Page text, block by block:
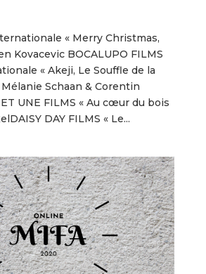
« Merry Christmas,
Kovacevic BOCALUPO FILMS
« Akeji, Le Souffle de la
Schaan & Corentin
UNE FILMS « Au cœur du bois
DAY FILMS « Le...